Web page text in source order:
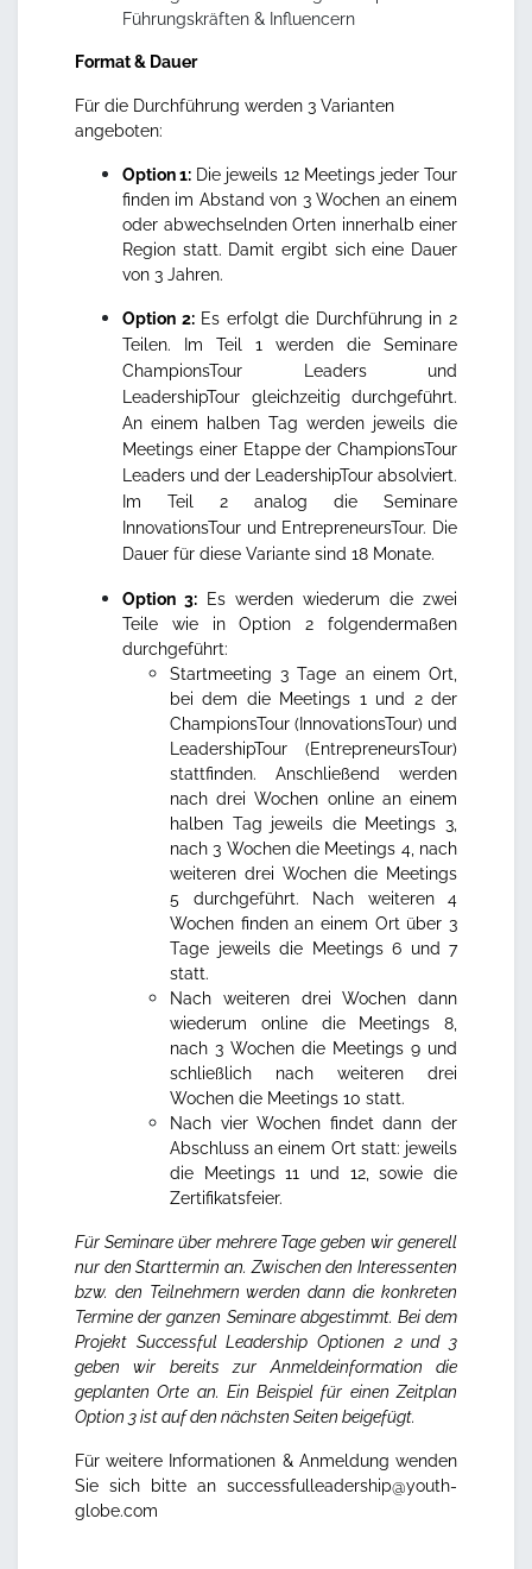
Führungskräften & Influencern
Format & Dauer
Für die Durchführung werden 3 Varianten
angeboten:
Option 1: Die jeweils 12 Meetings jeder Tour
finden im Abstand von 3 Wochen an einem
oder abwechselnden Orten innerhalb einer
Region statt. Damit ergibt sich eine Dauer
von 3 Jahren.
Option 2: Es erfolgt die Durchführung in 2
Teilen. Im Teil 1 werden die Seminare
ChampionsTour Leaders und
LeadershipTour gleichzeitig durchgeführt.
An einem halben Tag werden jeweils die
Meetings einer Etappe der ChampionsTour
Leaders und der LeadershipTour absolviert.
Im Teil 2 analog die Seminare
InnovationsTour und EntrepreneursTour. Die
Dauer für diese Variante sind 18 Monate.
Option 3: Es werden wiederum die zwei
Teile wie in Option 2 folgendermaßen
durchgeführt:
Startmeeting 3 Tage an einem Ort,
bei dem die Meetings 1 und 2 der
ChampionsTour (InnovationsTour) und
LeadershipTour (EntrepreneursTour)
stattfinden. Anschließend werden
nach drei Wochen online an einem
halben Tag jeweils die Meetings 3,
nach 3 Wochen die Meetings 4, nach
weiteren drei Wochen die Meetings
5 durchgeführt. Nach weiteren 4
Wochen finden an einem Ort über 3
Tage jeweils die Meetings 6 und 7
statt.
Nach weiteren drei Wochen dann
wiederum online die Meetings 8,
nach 3 Wochen die Meetings 9 und
schließlich nach weiteren drei
Wochen die Meetings 10 statt.
Nach vier Wochen findet dann der
Abschluss an einem Ort statt: jeweils
die Meetings 11 und 12, sowie die
Zertifikatsfeier.
Für Seminare über mehrere Tage geben wir generell
nur den Starttermin an. Zwischen den Interessenten
bzw. den Teilnehmern werden dann die konkreten
Termine der ganzen Seminare abgestimmt. Bei dem
Projekt Successful Leadership Optionen 2 und 3
geben wir bereits zur Anmeldeinformation die
geplanten Orte an. Ein Beispiel für einen Zeitplan
Option 3 ist auf den nächsten Seiten beigefügt.
Für weitere Informationen & Anmeldung wenden
Sie sich bitte an successfulleadership@youth-
globe.com